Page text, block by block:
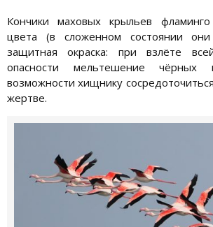
Кончики маховых крыльев
цвета (в сложенном состоянии
защитная окраска: при взлёте
опасности мельтешение
возможности хищнику
жертве.